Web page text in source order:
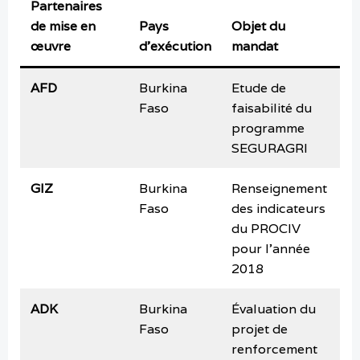
Partenaires
de mise en
œuvre
Pays
d’exécution
Objet du
mandat
AFD
Burkina
Faso
Etude de
faisabilité du
programme
SEGURAGRI
GIZ
Burkina
Faso
Renseignement
des indicateurs
du PROCIV
pour l’année
2018
ADK
Burkina
Faso
Évaluation du
projet de
renforcement